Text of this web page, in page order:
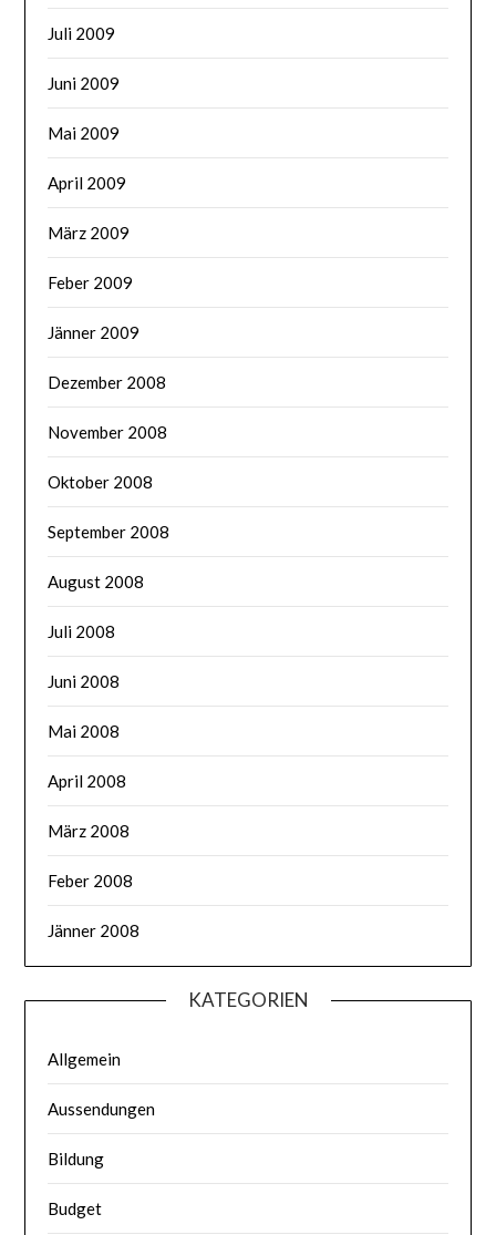
Juli 2009
Juni 2009
Mai 2009
April 2009
März 2009
Feber 2009
Jänner 2009
Dezember 2008
November 2008
Oktober 2008
September 2008
August 2008
Juli 2008
Juni 2008
Mai 2008
April 2008
März 2008
Feber 2008
Jänner 2008
KATEGORIEN
Allgemein
Aussendungen
Bildung
Budget